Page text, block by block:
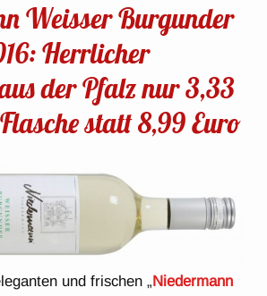
Weisser Burgunder
Herrlicher
der Pfalz nur 3,33
statt 8,99 Euro
und frischen „Niedermann